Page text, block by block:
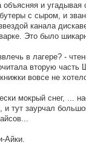
объясняя и
с сыром, и
канала
Это было
в лагере? -
вторую часть
вовсе не
мокрый снег,
и тут заурчал
Айки.